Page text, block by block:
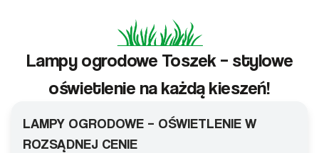
Lampy ogrodowe Toszek – stylowe
oświetlenie na każdą kieszeń!
LAMPY OGRODOWE – OŚWIETLENIE W
ROZSĄDNEJ CENIE